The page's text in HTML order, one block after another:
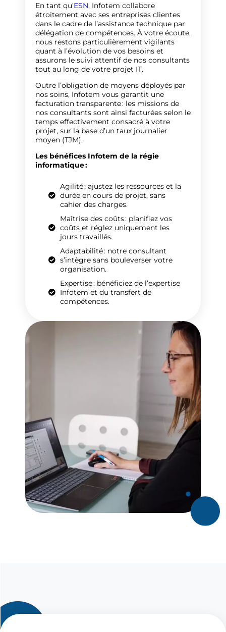
En tant qu’ESN, Infotem collabore
étroitement avec ses entreprises clientes
dans le cadre de l’assistance technique par
délégation de compétences. À votre écoute,
nous restons particulièrement vigilants
quant à l’évolution de vos besoins et
assurons le suivi attentif de nos consultants
tout au long de votre projet IT.
Outre l’obligation de moyens déployés par
nos soins, Infotem vous garantit une
facturation transparente : les missions de
nos consultants sont ainsi facturées selon le
temps effectivement consacré à votre
projet, sur la base d’un taux journalier
moyen (TJM).
Les bénéfices Infotem de la régie
informatique :
Agilité : ajustez les ressources et la
durée en cours de projet, sans
cahier des charges.
Maîtrise des coûts : planifiez vos
coûts et réglez uniquement les
jours travaillés.
Adaptabilité : notre consultant
s’intègre sans bouleverser votre
organisation.
Expertise : bénéficiez de l’expertise
Infotem et du transfert de
compétences.